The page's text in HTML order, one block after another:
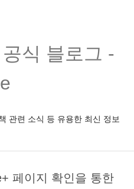
식 블로그 -
관련 소식 등 유용한 최신 정보
페이지 확인을 통한